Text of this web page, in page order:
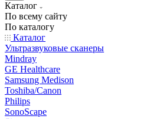
Каталог
По всему сайту
По каталогу
Каталог
Ультразвуковые сканеры
Mindray
GE Healthcare
Samsung Medison
Toshiba/Canon
Philips
SonoScape